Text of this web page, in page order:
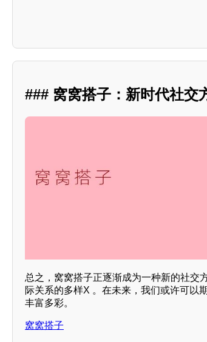
### 窝窝搭子：新时代社交
总之，窝窝搭子正逐渐成为一种新的社交
际关系的多样X 。在未来，我们或许可以
丰富多彩。
窝窝搭子